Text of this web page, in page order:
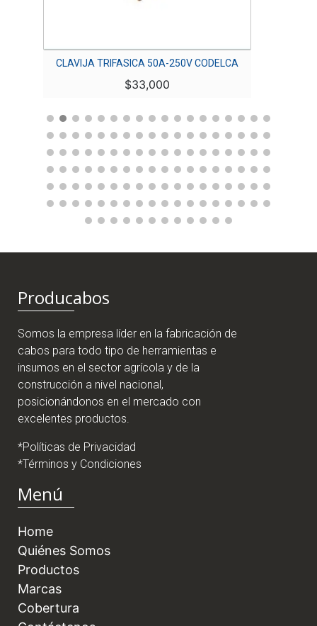
CLAVIJA TRIFASICA 50A-250V CODELCA
$33,000
Producabos
Somos la empresa líder en la fabricación de
cabos para todo tipo de herramientas e
insumos en el sector agrícola y de la
construcción a nivel nacional,
posicionándonos en el mercado con
excelentes productos.
*Políticas de Privacidad
*Términos y Condiciones
Menú
Home
Quiénes Somos
Productos
Marcas
Cobertura